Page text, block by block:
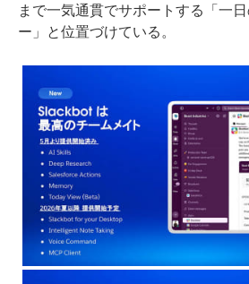
まで一気通貫でサポートする「一
ー」と位置づけている。